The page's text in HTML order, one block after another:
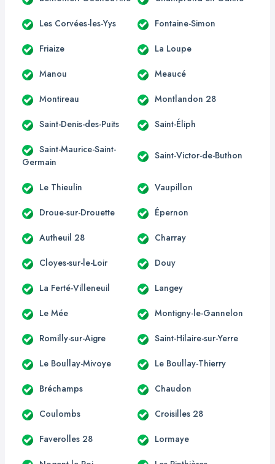
Les Corvées-les-Yys Fontaine-Simon
Friaize La Loupe
Manou Meaucé
Montireau Montlandon 28
Saint-Denis-des-Puits Saint-Éliph
Saint-Maurice-Saint-
Germain
Saint-Victor-de-Buthon
Le Thieulin Vaupillon
Droue-sur-Drouette Épernon
Autheuil 28 Charray
Cloyes-sur-le-Loir Douy
La Ferté-Villeneuil Langey
Le Mée Montigny-le-Gannelon
Romilly-sur-Aigre Saint-Hilaire-sur-Yerre
Le Boullay-Mivoye Le Boullay-Thierry
Bréchamps Chaudon
Coulombs Croisilles 28
Faverolles 28 Lormaye